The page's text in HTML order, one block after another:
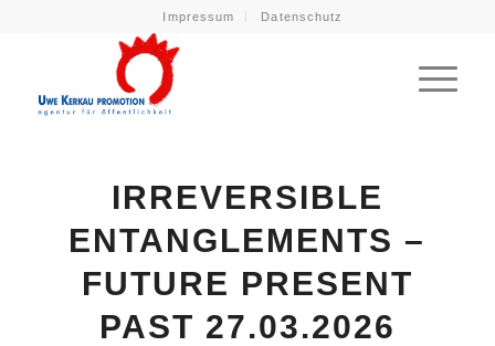
Impressum Datenschutz
IRREVERSIBLE
ENTANGLEMENTS –
FUTURE PRESENT
PAST 27.03.2026